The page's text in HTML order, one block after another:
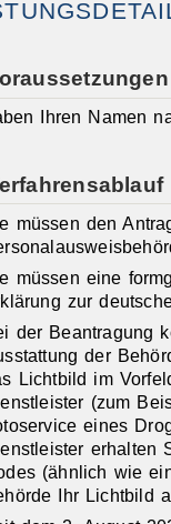
Ihren Namen
müssen den
müssen eine
zur
der Beantragung
der
Lichtbild im
(zum
eines
erhalten
(ähnlich wie
Ihr Lichtbild